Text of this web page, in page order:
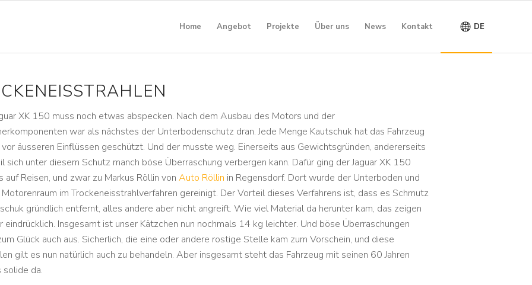
Home Angebot Projekte Über uns News Kontakt DE
XK 150 muss noch etwas abspecken. Nach dem Ausbau des Motors und der
war als nächstes der Unterbodenschutz dran. Jede Menge Kautschuk hat das Fahrzeug
vor äusseren Einflüssen geschützt. Und der musste weg. Einerseits aus Gewichtsgründen, andererseits
sich unter diesem Schutz manch böse Überraschung verbergen kann. Dafür ging der Jaguar XK 150
auf Reisen, und zwar zu Markus Röllin von Auto Röllin in Regensdorf. Dort wurde der Unterboden und
Motorenraum im Trockeneisstrahlverfahren gereinigt. Der Vorteil dieses Verfahrens ist, dass es Schmutz
gründlich entfernt, alles andere aber nicht angreift. Wie viel Material da herunter kam, das zeigen
eindrücklich. Insgesamt ist unser Kätzchen nun nochmals 14 kg leichter. Und böse Überraschungen
Glück auch aus. Sicherlich, die eine oder andere rostige Stelle kam zum Vorschein, und diese
gilt es nun natürlich auch zu behandeln. Aber insgesamt steht das Fahrzeug mit seinen 60 Jahren
solide da.